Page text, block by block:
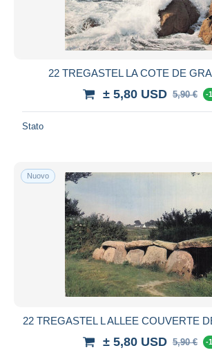
22 TREGASTEL LA COTE DE
± 5,80 USD 5,90 € -
Stato
Nuovo
22 TREGASTEL L ALLEE COUVERTE
± 5,80 USD 5,90 € -